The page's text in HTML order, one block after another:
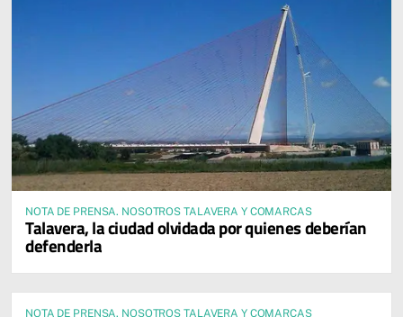
NOTA DE PRENSA. NOSOTROS TALAVERA Y COMARCAS
Talavera, la ciudad olvidada por quienes deberían
defenderla
NOTA DE PRENSA. NOSOTROS TALAVERA Y COMARCAS